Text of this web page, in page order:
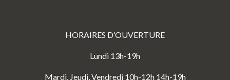
HORAIRES D’OUVERTURE
Lundi 13h-19h
Mardi, Jeudi, Vendredi 10h-12h 14h-19h